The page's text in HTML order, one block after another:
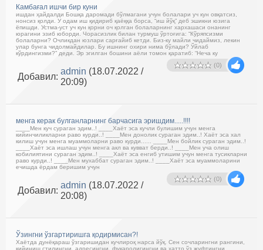
Камбағал ишчи бир куни
ишдан ҳайдалди Бошқа даромади бўлмагани учун болалари уч кун овқатсиз,
нонсиз қолди. У одам иш қидириб қаёққа борса, “иш йўқ” деб эшикни юзига
ёпишди. Устма-уст уч кун қорни оч қолган болаларнинг хархашаси онанинг
юрагини эзиб юборди. Чорасизлик билан турмуш ўртоғига: “Кўряпсизми
болаларни? Очликдан юзлари сарғайиб кетди. Биз-ку майли чидаймиз, лекин
улар бунга чидолмайдилар. Бу ишнинг охири нима бўлади? Ўйлаб
кўрдингизми?” деди. Эр эгилган бошини аёли томон қаратиб: “Неча ку
(0)
Добавил:
admin (18.07.2022 /
20:09)
менга керак булганларнинг барчасига эришдим.....!!!!
____Мен куч сураган эдим..! ____Хаёт эса кучли булишим учун менга
кийинчиликларни раво курди..! ____Мен донолик сураган эдим..! Хаёт эса хал
килиш учун менга муаммоларни раво курди...... ____Мен бойлик сураган эдим..!
____Хаёт эса ишлаш учун менга акл ва кувват берди..! ____Мен уча олиш
кобилиятини сураган эдим..! ____Хаёт эса енгиб утишим учун менга тусикларни
раво курди..! ____Мен мухаббат сураган эдим..! ____Хаёт эса муаммоларини
ечишда ёрдам беришим учун
(0)
Добавил:
admin (18.07.2022 /
20:08)
Ўзингни ўзгартиришга қодирмисан?!
Хаётда дунёқараш ўзгаришидан кучлироқ нарса йўқ. Сен сочларингни рангини,
кийиниш стилингни, адресингни, фуқаролигингни ва хатто ўз жуфтингни